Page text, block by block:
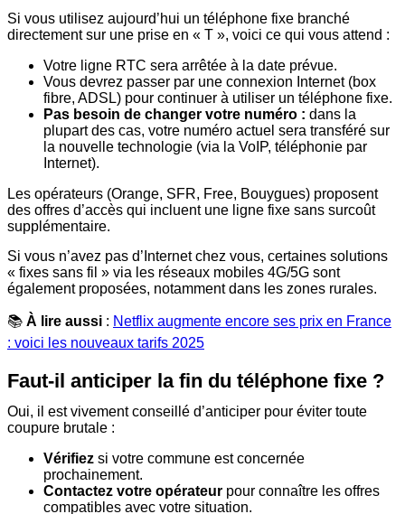
Si vous utilisez aujourd’hui un téléphone fixe branché
directement sur une prise en « T », voici ce qui vous attend :
Votre ligne RTC sera arrêtée à la date prévue.
Vous devrez passer par une connexion Internet (box
fibre, ADSL) pour continuer à utiliser un téléphone fixe.
Pas besoin de changer votre numéro : dans la
plupart des cas, votre numéro actuel sera transféré sur
la nouvelle technologie (via la VoIP, téléphonie par
Internet).
Les opérateurs (Orange, SFR, Free, Bouygues) proposent
des offres d’accès qui incluent une ligne fixe sans surcoût
supplémentaire.
Si vous n’avez pas d’Internet chez vous, certaines solutions
« fixes sans fil » via les réseaux mobiles 4G/5G sont
également proposées, notamment dans les zones rurales.
📚 À lire aussi : Netflix augmente encore ses prix en France
: voici les nouveaux tarifs 2025
Faut-il anticiper la fin du téléphone fixe ?
Oui, il est vivement conseillé d’anticiper pour éviter toute
coupure brutale :
Vérifiez si votre commune est concernée
prochainement.
Contactez votre opérateur pour connaître les offres
compatibles avec votre situation.